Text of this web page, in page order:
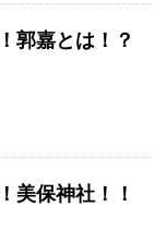
郭嘉とは！？
美保神社！！